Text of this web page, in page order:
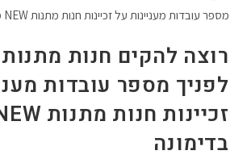
רוצה להקים חנות מתנות
לפניך מספר עובדות
בדימונה